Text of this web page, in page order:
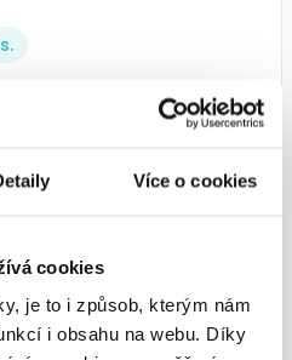
Více o cookies
cookies
je to i způsob, kterým nám
i obsahu na webu. Díky